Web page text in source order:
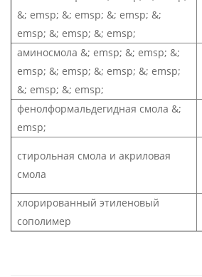
&; emsp; &; emsp; &; emsp; &;
emsp; &; emsp; &; emsp;
аминосмола &; emsp; &; emsp; &;
emsp; &; emsp; &; emsp; &; emsp;
&; emsp; &; emsp;
фенолформальдегидная смола &;
emsp;
стирольная смола и акриловая
смола
хлорированный этиленовый
сополимер